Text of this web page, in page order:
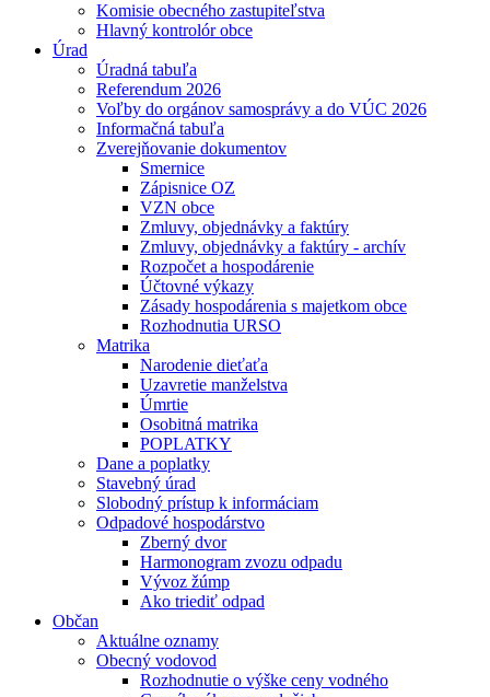
Komisie obecného zastupiteľstva
Hlavný kontrolór obce
Úrad
Úradná tabuľa
Referendum 2026
Voľby do orgánov samosprávy a do VÚC 2026
Informačná tabuľa
Zverejňovanie dokumentov
Smernice
Zápisnice OZ
VZN obce
Zmluvy, objednávky a faktúry
Zmluvy, objednávky a faktúry - archív
Rozpočet a hospodárenie
Účtovné výkazy
Zásady hospodárenia s majetkom obce
Rozhodnutia URSO
Matrika
Narodenie dieťaťa
Uzavretie manželstva
Úmrtie
Osobitná matrika
POPLATKY
Dane a poplatky
Stavebný úrad
Slobodný prístup k informáciam
Odpadové hospodárstvo
Zberný dvor
Harmonogram zvozu odpadu
Vývoz žúmp
Ako triediť odpad
Občan
Aktuálne oznamy
Obecný vodovod
Rozhodnutie o výške ceny vodného